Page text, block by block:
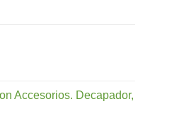
Accesorios. Decapador,